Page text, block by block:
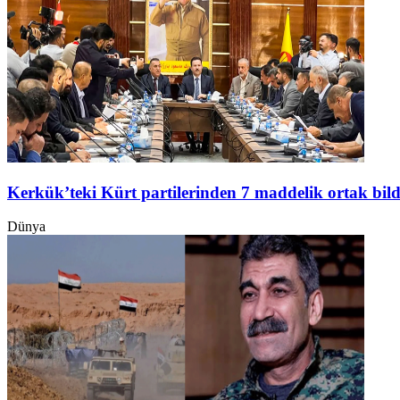
Kerkük’teki Kürt partilerinden 7 maddelik ortak
Dünya